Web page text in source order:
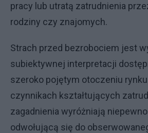
pracy lub utratą zatrudnienia
rodziny czy znajomych.
Strach przed bezrobociem jest
subiektywnej interpretacji
szeroko pojętym otoczeniu
czynnikach kształtujących
zagadnienia wyróżniają
odwołującą się do